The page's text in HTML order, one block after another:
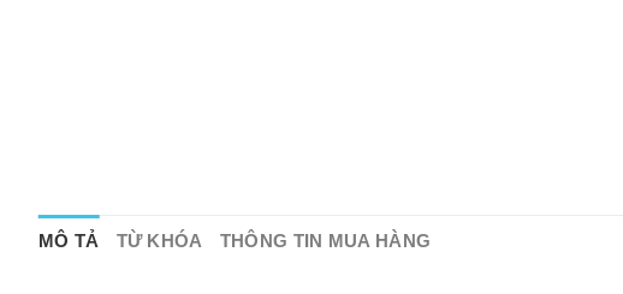
MÔ TẢ TỪ KHÓA THÔNG TIN MUA HÀNG